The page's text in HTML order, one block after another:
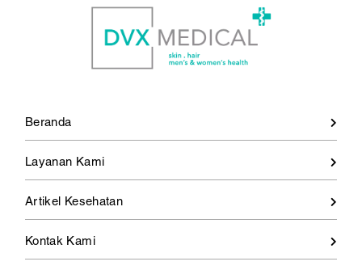
Beranda
Layanan Kami
Artikel Kesehatan
Kontak Kami